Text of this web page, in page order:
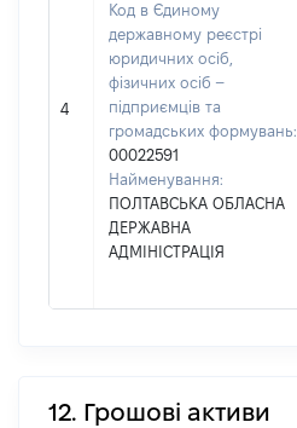
4
Код в Єдиному
державному реєстрі
юридичних осіб,
фізичних осіб –
підприємців та
громадських формувань:
00022591
Найменування:
ПОЛТАВСЬКА ОБЛАСНА
ДЕРЖАВНА
АДМІНІСТРАЦІЯ
12. Грошові активи